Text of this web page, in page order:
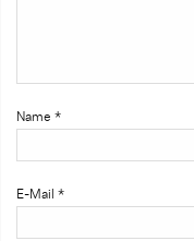
Name *
E-Mail *